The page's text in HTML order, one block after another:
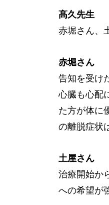
髙久先生
赤堀さん、
赤堀さん
告知を受け
心臓も心配
た方が体に
の離脱症状
土屋さん
治療開始か
への希望が